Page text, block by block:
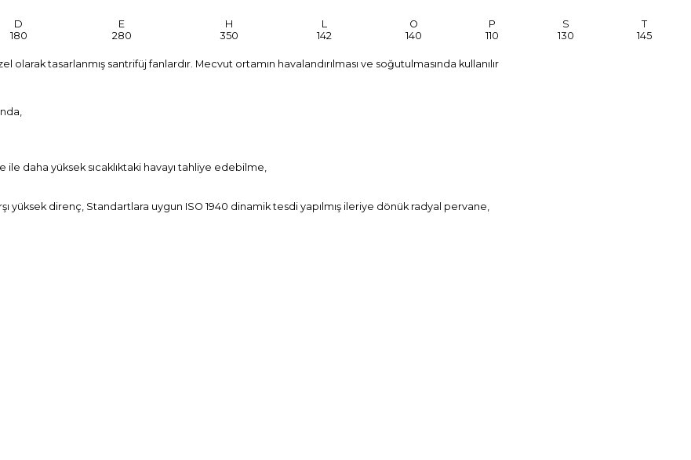
D E H L O P S
T
180 280 350 142 140 110 130 145
olarak tasarlanmış santrifüj fanlardır. Mecvut ortamın havalandırılması ve soğutulmasında kullanılır
daha yüksek sıcaklıktaki havayı tahliye edebilme,
direnç, Standartlara uygun ISO 1940 dinamik tesdi yapılmış ileriye dönük radyal pervane,